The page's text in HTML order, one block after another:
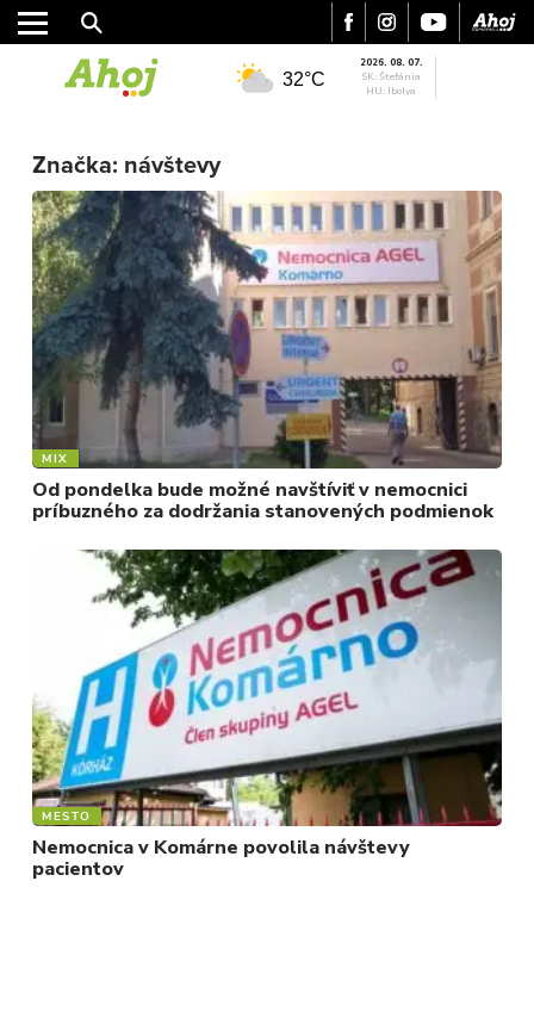
MESTO
REGIÓN
ŠPORT
KULTÚRA
FOTKY
VIDEO
MIX
32°C
2026. 08. 07.
SK: Štefánia
HU: Ibolya
Značka: návštevy
MIX
Od pondelka bude možné navštíviť v nemocnici
príbuzného za dodržania stanovených podmienok
MESTO
Nemocnica v Komárne povolila návštevy
pacientov